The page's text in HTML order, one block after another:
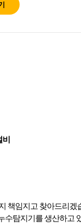
책임지고 찾아드리겠
수탐지기를 생산하고